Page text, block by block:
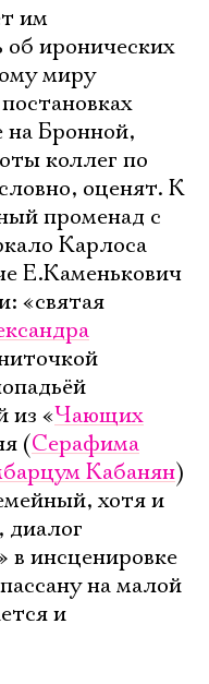
им
об иронических
миру
на Бронной,
коллег по
оценят. К
променад с
Карлоса
Е.Каменькович
«святая
из «Чающих
(Серафима
Кабанян)
хотя и
диалог
в инсценировке
на малой
и